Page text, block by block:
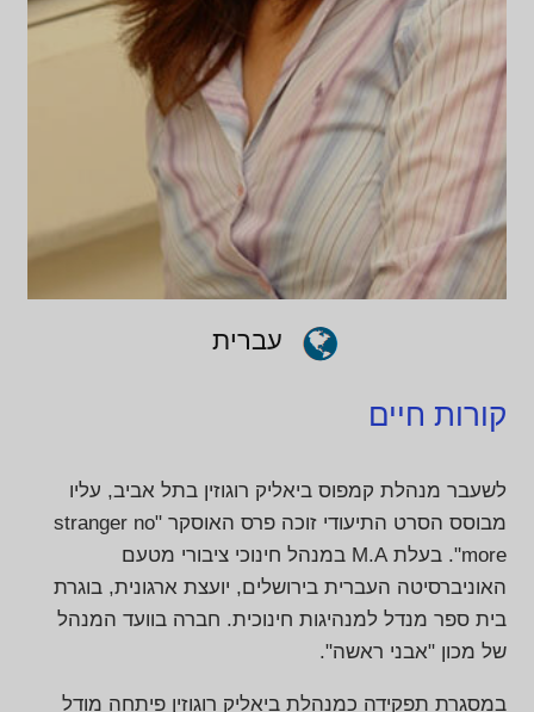
עברית
קורות חיים
לשעבר מנהלת קמפוס ביאליק רוגוזין בתל אביב, עליו
מבוסס הסרט התיעודי זוכה פרס האוסקר "stranger no
more". בעלת M.A במנהל חינוכי ציבורי מטעם
האוניברסיטה העברית בירושלים, יועצת ארגונית, בוגרת
בית ספר מנדל למנהיגות חינוכית. חברה בוועד המנהל
של מכון "אבני ראשה".
במסגרת תפקידה כמנהלת ביאליק רוגוזין פיתחה מודל